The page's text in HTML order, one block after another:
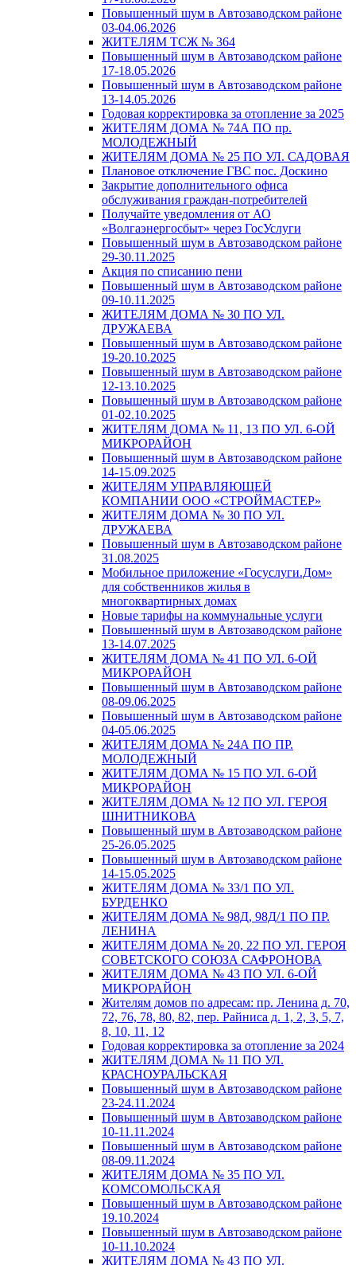
Повышенный шум в Автозаводском районе
03-04.06.2026
ЖИТЕЛЯМ ТСЖ № 364
Повышенный шум в Автозаводском районе
17-18.05.2026
Повышенный шум в Автозаводском районе
13-14.05.2026
Годовая корректировка за отопление за 2025
ЖИТЕЛЯМ ДОМА № 74А ПО пр.
МОЛОДЕЖНЫЙ
ЖИТЕЛЯМ ДОМА № 25 ПО УЛ. САДОВАЯ
Плановое отключение ГВС пос. Доскино
Закрытие дополнительного офиса
обслуживания граждан-потребителей
Получайте уведомления от АО
«Волгаэнергосбыт» через ГосУслуги
Повышенный шум в Автозаводском районе
29-30.11.2025
Акция по списанию пени
Повышенный шум в Автозаводском районе
09-10.11.2025
ЖИТЕЛЯМ ДОМА № 30 ПО УЛ.
ДРУЖАЕВА
Повышенный шум в Автозаводском районе
19-20.10.2025
Повышенный шум в Автозаводском районе
12-13.10.2025
Повышенный шум в Автозаводском районе
01-02.10.2025
ЖИТЕЛЯМ ДОМА № 11, 13 ПО УЛ. 6-ОЙ
МИКРОРАЙОН
Повышенный шум в Автозаводском районе
14-15.09.2025
ЖИТЕЛЯМ УПРАВЛЯЮЩЕЙ
КОМПАНИИ ООО «СТРОЙМАСТЕР»
ЖИТЕЛЯМ ДОМА № 30 ПО УЛ.
ДРУЖАЕВА
Повышенный шум в Автозаводском районе
31.08.2025
Мобильное приложение «Госуслуги.Дом»
для собственников жилья в
многоквартирных домах
Новые тарифы на коммунальные услуги
Повышенный шум в Автозаводском районе
13-14.07.2025
ЖИТЕЛЯМ ДОМА № 41 ПО УЛ. 6-ОЙ
МИКРОРАЙОН
Повышенный шум в Автозаводском районе
08-09.06.2025
Повышенный шум в Автозаводском районе
04-05.06.2025
ЖИТЕЛЯМ ДОМА № 24А ПО ПР.
МОЛОДЕЖНЫЙ
ЖИТЕЛЯМ ДОМА № 15 ПО УЛ. 6-ОЙ
МИКРОРАЙОН
ЖИТЕЛЯМ ДОМА № 12 ПО УЛ. ГЕРОЯ
ШНИТНИКОВА
Повышенный шум в Автозаводском районе
25-26.05.2025
Повышенный шум в Автозаводском районе
14-15.05.2025
ЖИТЕЛЯМ ДОМА № 33/1 ПО УЛ.
БУРДЕНКО
ЖИТЕЛЯМ ДОМА № 98Д, 98Д/1 ПО ПР.
ЛЕНИНА
ЖИТЕЛЯМ ДОМА № 20, 22 ПО УЛ. ГЕРОЯ
СОВЕТСКОГО СОЮЗА САФРОНОВА
ЖИТЕЛЯМ ДОМА № 43 ПО УЛ. 6-ОЙ
МИКРОРАЙОН
Жителям домов по адресам: пр. Ленина д. 70,
72, 76, 78, 80, 82, пер. Райниса д. 1, 2, 3, 5, 7,
8, 10, 11, 12
Годовая корректировка за отопление за 2024
ЖИТЕЛЯМ ДОМА № 11 ПО УЛ.
КРАСНОУРАЛЬСКАЯ
Повышенный шум в Автозаводском районе
23-24.11.2024
Повышенный шум в Автозаводском районе
10-11.11.2024
Повышенный шум в Автозаводском районе
08-09.11.2024
ЖИТЕЛЯМ ДОМА № 35 ПО УЛ.
КОМСОМОЛЬСКАЯ
Повышенный шум в Автозаводском районе
19.10.2024
Повышенный шум в Автозаводском районе
10-11.10.2024
ЖИТЕЛЯМ ДОМА № 43 ПО УЛ.